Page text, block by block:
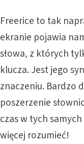
Freerice to tak
ekranie pojawia
słowa, z których
klucza. Jest jego
znaczeniu. Bardzo
poszerzenie
czas w tych
więcej rozumieć!